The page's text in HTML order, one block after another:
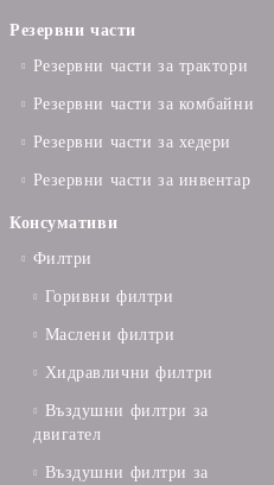
Резервни части
Резервни части за трактори
Резервни части за комбайни
Резервни части за хедери
Резервни части за инвентар
Консумативи
Филтри
Горивни филтри
Маслени филтри
Хидравлични филтри
Въздушни филтри за
двигател
Въздушни филтри за